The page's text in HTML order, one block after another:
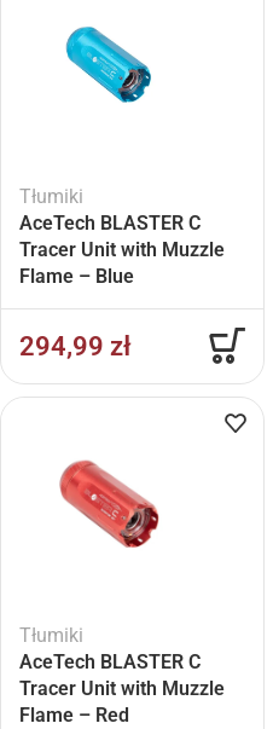
Tłumiki
AceTech BLASTER C
Tracer Unit with Muzzle
Flame – Blue
294,99 zł
Tłumiki
AceTech BLASTER C
Tracer Unit with Muzzle
Flame – Red